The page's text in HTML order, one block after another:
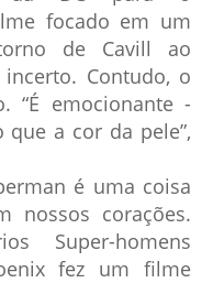
focado em um
de Cavill ao
Contudo, o
“É emocionante -
a cor da pele”,
é uma coisa
nossos corações.
Super-homens
fez um filme